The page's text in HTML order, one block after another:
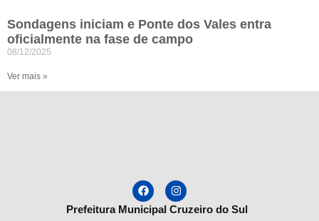
Sondagens iniciam e Ponte dos Vales entra
oficialmente na fase de campo
08/12/2025
Ver mais »
Prefeitura Municipal Cruzeiro do Sul